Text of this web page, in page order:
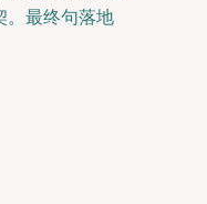
。最终句落地